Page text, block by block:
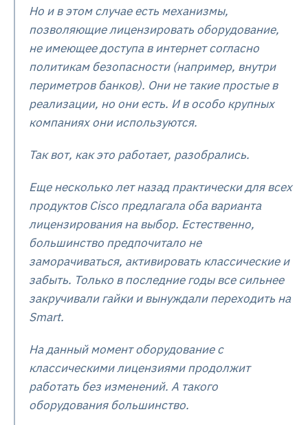
Но и в этом случае есть механизмы,
позволяющие лицензировать оборудование,
не имеющее доступа в интернет согласно
политикам безопасности (например, внутри
периметров банков). Они не такие простые в
реализации, но они есть. И в особо крупных
компаниях они используются.
Так вот, как это работает, разобрались.
Еще несколько лет назад практически для всех
продуктов Cisco предлагала оба варианта
лицензирования на выбор. Естественно,
большинство предпочитало не
заморачиваться, активировать классические и
забыть. Только в последние годы все сильнее
закручивали гайки и вынуждали переходить на
Smart.
На данный момент оборудование с
классическими лицензиями продолжит
работать без изменений. А такого
оборудования большинство.